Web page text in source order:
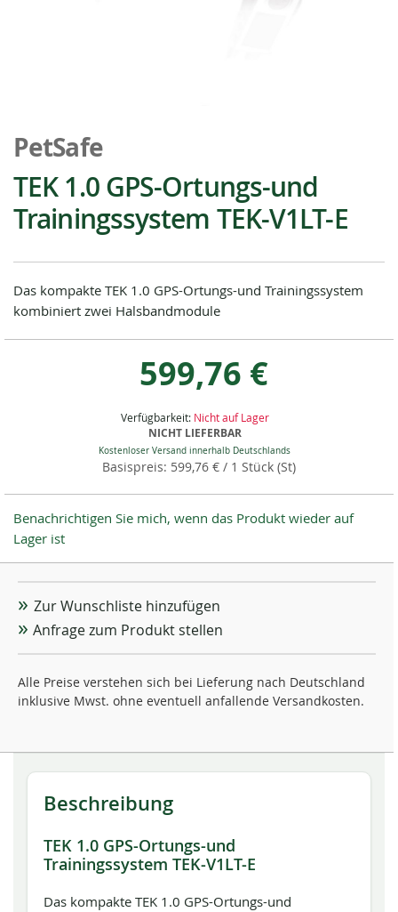
Anfang
der
Bildgalerie
springen
PetSafe
TEK 1.0 GPS-Ortungs-und
Trainingssystem TEK-V1LT-E
Das kompakte TEK 1.0 GPS-Ortungs-und Trainingssystem
kombiniert zwei Halsbandmodule
599,76 €
599,76 € / 1 Stück (St)
Verfügbarkeit: Nicht auf Lager
NICHT LIEFERBAR
Kostenloser Versand innerhalb Deutschlands
Benachrichtigen Sie mich, wenn das Produkt wieder auf
Lager ist
Zur Wunschliste hinzufügen
Anfrage zum Produkt stellen
Alle Preise verstehen sich bei Lieferung nach Deutschland
inklusive Mwst. ohne eventuell anfallende Versandkosten.
Beschreibung
TEK 1.0 GPS-Ortungs-und
Trainingssystem TEK-V1LT-E
Das kompakte TEK 1.0 GPS-Ortungs-und